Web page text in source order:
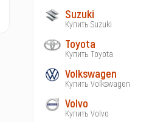
Suzuki
Купить Suzuki
Toyota
Купить Toyota
Volkswagen
Купить Volkswagen
Volvo
Купить Volvo